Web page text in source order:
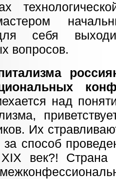
себя
вопросов.
над
Их
способ
век?! Страна